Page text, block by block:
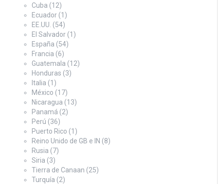
Cuba (12)
Ecuador (1)
EE.UU. (54)
El Salvador (1)
España (54)
Francia (6)
Guatemala (12)
Honduras (3)
Italia (1)
México (17)
Nicaragua (13)
Panamá (2)
Perú (36)
Puerto Rico (1)
Reino Unido de GB e IN (8)
Rusia (7)
Siria (3)
Tierra de Canaan (25)
Turquía (2)